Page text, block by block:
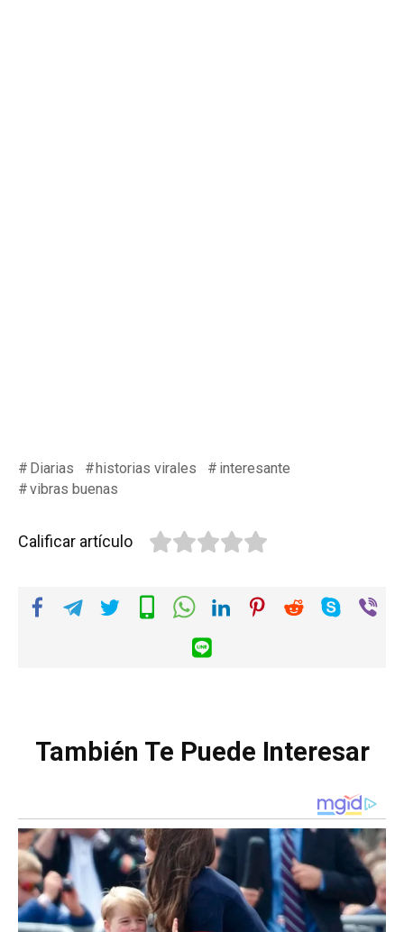
Diarias historias virales
interesante
vibras buenas
Calificar artículo
También Te Puede Interesar